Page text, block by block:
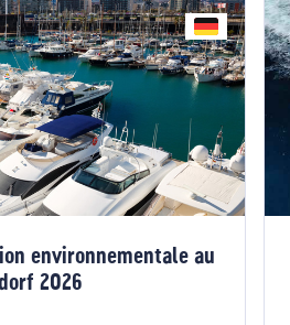
environnementale au
2026